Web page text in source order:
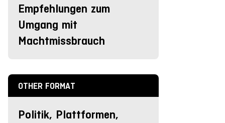
Empfehlungen zum
Umgang mit
Machtmissbrauch
OTHER FORMAT
Politik, Plattformen,